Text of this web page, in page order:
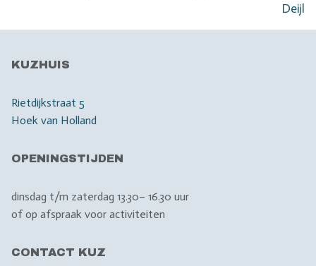
Deijl
KUZHUIS
Rietdijkstraat 5
Hoek van Holland
OPENINGSTIJDEN
dinsdag t/m zaterdag 13.30– 16.30 uur
of op afspraak voor activiteiten
CONTACT KUZ